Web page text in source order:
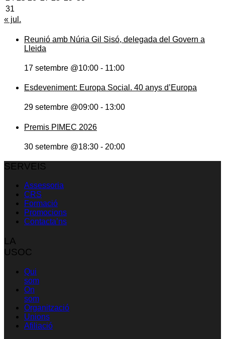
31
« jul.
Reunió amb Núria Gil Sisó, delegada del Govern a
Lleida
17 setembre @10:00 - 11:00
Esdeveniment: Europa Social. 40 anys d’Europa
29 setembre @09:00 - 13:00
Premis PIMEC 2026
30 setembre @18:30 - 20:00
SERVEIS
Assessoria
CRS
Formació
Promocions
Contacta’ns
LA
USOC
Qui
som
On
som
Organització
Unions
Afiliació